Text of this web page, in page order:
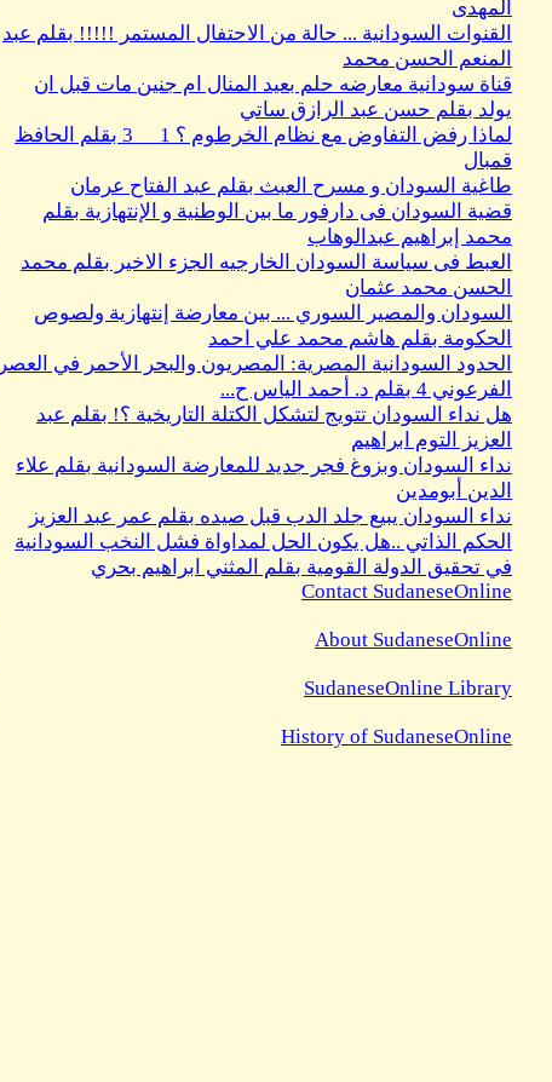
المهدى
القنوات السودانية ... حالة من الاحتفال المستمر !!!!! بقلم عبد
المنعم الحسن محمد
قناة سودانية معارضه حلم بعيد المنال ام جنين مات قبل ان
يولد بقلم حسن عبد الرازق ساتي
لماذا رفض التفاوض مع نظام الخرطوم ؟ 1__ 3 بقلم الحافظ
قمبال
طاغية السودان و مسرح العبث بقلم عبد الفتاح عرمان
قضية السودان فى دارفور ما بين الوطنية و الإنتهازية بقلم
محمد إبراهيم عبدالوهاب
العبط فى سياسة السودان الخارجيه الجزء الاخير بقلم محمد
الحسن محمد عثمان
السودان والمصير السوري ... بين معارضة إنتهازية ولصوص
الحكومة بقلم هاشم محمد علي احمد
الحدود السودانية المصرية: المصريون والبحر الأحمر في العصر
الفرعوني 4 بقلم د. أحمد الياس ح...
هل نداء السودان تتويج لتشكل الكتلة التاريخية ؟! بقلم عبد
العزيز التوم ابراهيم
نداء السودان وبزوغ فجر جديد للمعارضة السودانية بقلم علاء
الدين أبومدين
نداء السودان يبيع جلد الدب قبل صيده بقلم عمر عبد العزيز
الحكم الذاتي ..هل يكون الحل لمداواة فشل النخب السودانية
في تحقيق الدولة القومية بقلم المثني ابراهيم بحري
Contact SudaneseOnline
About SudaneseOnline
SudaneseOnline Library
History of SudaneseOnline